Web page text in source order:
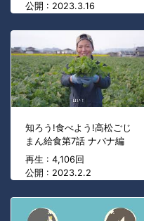
公開 : 2023.3.16
知ろう!食べよう!高松ごじ
まん給食第7話 ナバナ編
再生 : 4,106回
公開 : 2023.2.2